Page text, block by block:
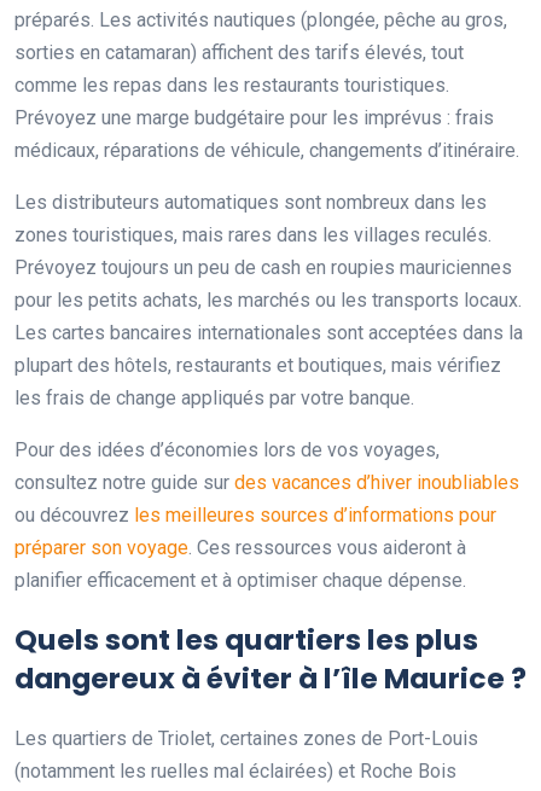
préparés. Les activités nautiques (plongée, pêche au gros,
sorties en catamaran) affichent des tarifs élevés, tout
comme les repas dans les restaurants touristiques.
Prévoyez une marge budgétaire pour les imprévus : frais
médicaux, réparations de véhicule, changements d’itinéraire.
Les distributeurs automatiques sont nombreux dans les
zones touristiques, mais rares dans les villages reculés.
Prévoyez toujours un peu de cash en roupies mauriciennes
pour les petits achats, les marchés ou les transports locaux.
Les cartes bancaires internationales sont acceptées dans la
plupart des hôtels, restaurants et boutiques, mais vérifiez
les frais de change appliqués par votre banque.
Pour des idées d’économies lors de vos voyages,
consultez notre guide sur des vacances d’hiver inoubliables
ou découvrez les meilleures sources d’informations pour
préparer son voyage. Ces ressources vous aideront à
planifier efficacement et à optimiser chaque dépense.
Quels sont les quartiers les plus
dangereux à éviter à l’île Maurice ?
Les quartiers de Triolet, certaines zones de Port-Louis
(notamment les ruelles mal éclairées) et Roche Bois